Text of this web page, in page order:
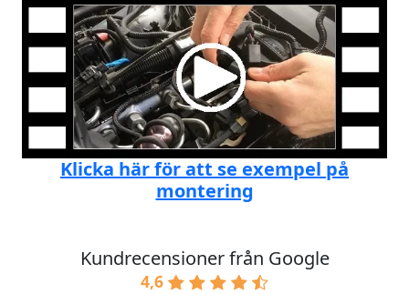
Klicka här för att se exempel på
montering
Kundrecensioner från Google
4,6